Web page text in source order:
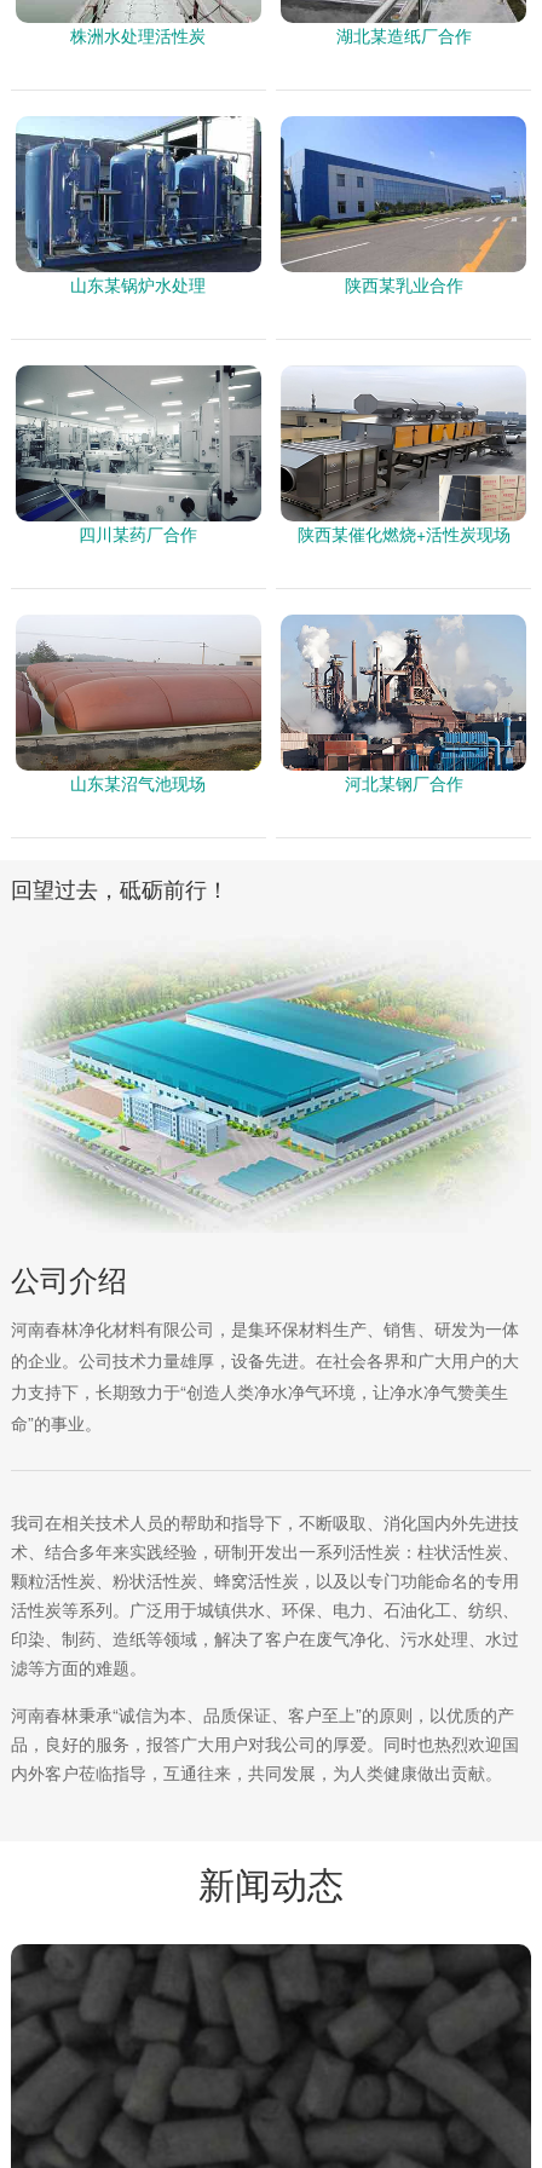
株洲水处理活性炭 湖北某造纸厂合作
山东某锅炉水处理 陕西某乳业合作
四川某药厂合作 陕西某催化燃烧+活性炭现场
山东某沼气池现场 河北某钢厂合作
回望过去，砥砺前行！
公司介绍
河南春林净化材料有限公司，是集环保材料生产、销售、研发为一体
的企业。公司技术力量雄厚，设备先进。在社会各界和广大用户的大
力支持下，长期致力于“创造人类净水净气环境，让净水净气赞美生
命”的事业。
我司在相关技术人员的帮助和指导下，不断吸取、消化国内外先进技
术、结合多年来实践经验，研制开发出一系列活性炭：柱状活性炭、
颗粒活性炭、粉状活性炭、蜂窝活性炭，以及以专门功能命名的专用
活性炭等系列。广泛用于城镇供水、环保、电力、石油化工、纺织、
印染、制药、造纸等领域，解决了客户在废气净化、污水处理、水过
滤等方面的难题。
河南春林秉承“诚信为本、品质保证、客户至上”的原则，以优质的产
品，良好的服务，报答广大用户对我公司的厚爱。同时也热烈欢迎国
内外客户莅临指导，互通往来，共同发展，为人类健康做出贡献。
新闻动态